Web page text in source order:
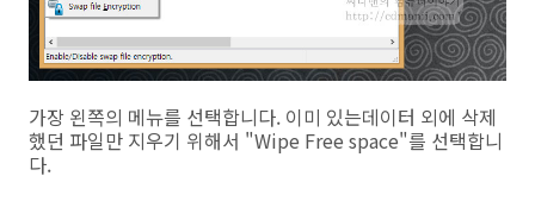
가장 왼쪽의 메뉴를 선택합니다. 이미 있는데이터 외에 삭제
했던 파일만 지우기 위해서 "Wipe Free space"를 선택합니
다.